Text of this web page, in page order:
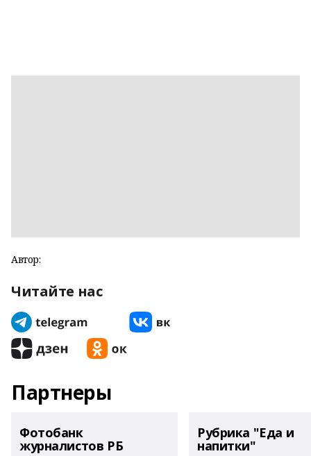
Автор:
Читайте нас
Партнеры
Фотобанк
журналистов РБ
Рубрика "Еда и
напитки"